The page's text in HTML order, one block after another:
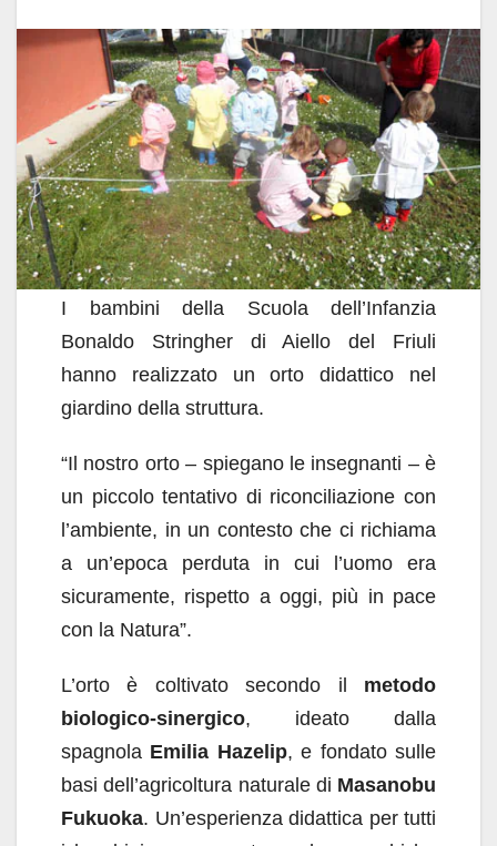
c
b
o
o
k
at
s
A
p
p
k
e
dI
n
ail n
di
vi
di
I bambini della Scuola dell’Infanzia
Bonaldo Stringher di Aiello del Friuli
hanno realizzato un orto didattico nel
giardino della struttura.
“Il nostro orto – spiegano le insegnanti – è
un piccolo tentativo di riconciliazione con
l’ambiente, in un contesto che ci richiama
a un’epoca perduta in cui l’uomo era
sicuramente, rispetto a oggi, più in pace
con la Natura”.
L’orto è coltivato secondo il metodo
biologico-sinergico, ideato dalla
spagnola Emilia Hazelip, e fondato sulle
basi dell’agricoltura naturale di Masanobu
Fukuoka. Un’esperienza didattica per tutti